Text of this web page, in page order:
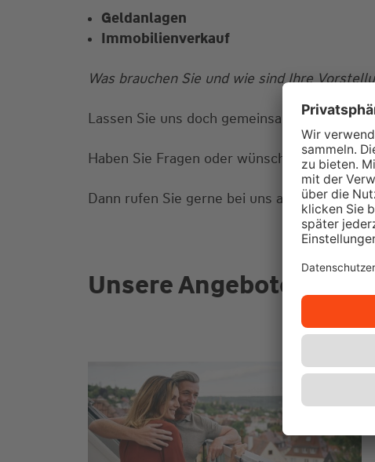
Geldanlagen
Immobilienverkauf
Was brauchen Sie und wie sind Ihre
Lassen Sie uns doch gemeinsam über die
Haben Sie Fragen oder wünschen Sie einen
Dann rufen Sie gerne bei uns an oder
Unsere Angebote für Sie